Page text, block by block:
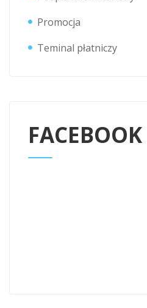
Promocja
Teminal płatniczy
FACEBOOK